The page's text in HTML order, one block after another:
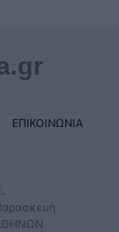
ΕΠΙΚΟΙΝΩΝΙΑ